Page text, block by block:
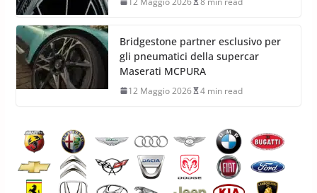
Bridgestone partner esclusivo per
gli pneumatici della supercar
Maserati MCPURA
12 Maggio 2026 4 min read